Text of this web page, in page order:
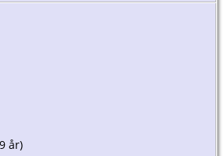
år)